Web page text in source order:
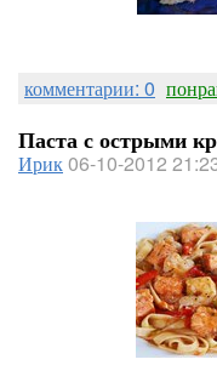
комментарии: 0
Паста с острыми
Ирик06-10-2012